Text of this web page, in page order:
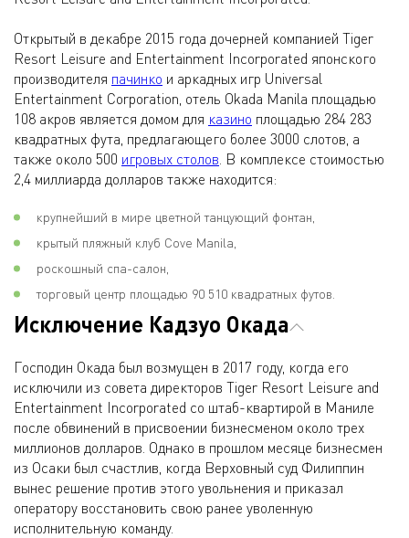
Открытый в декабре 2015 года дочерней компанией Tiger
Resort Leisure and Entertainment Incorporated японского
производителя пачинко и аркадных игр Universal
Entertainment Corporation, отель Okada Manila площадью
108 акров является домом для казино площадью 284 283
квадратных фута, предлагающего более 3000 слотов, а
также около 500 игровых столов. В комплексе стоимостью
2,4 миллиарда долларов также находится:
крупнейший в мире цветной танцующий фонтан,
крытый пляжный клуб Cove Manila,
роскошный спа-салон,
торговый центр площадью 90 510 квадратных футов.
Исключение Кадзуо Окада
Господин Окада был возмущен в 2017 году, когда его
исключили из совета директоров Tiger Resort Leisure and
Entertainment Incorporated со штаб-квартирой в Маниле
после обвинений в присвоении бизнесменом около трех
миллионов долларов. Однако в прошлом месяце бизнесмен
из Осаки был счастлив, когда Верховный суд Филиппин
вынес решение против этого увольнения и приказал
оператору восстановить свою ранее уволенную
исполнительную команду.